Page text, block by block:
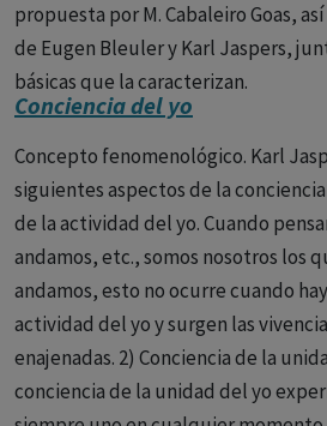
propuesta por M. Cabaleiro Goas,
de Eugen Bleuler y Karl Jaspers,
básicas que la caracterizan.
la conciencia como la capacidad de
entorno externo como las
y el psiquismo. Esta definición
fundamentales:
Autoconsciencia:La capacidad de
mismo, incluyendo las propias
sensaciones.
Conciencia del yo
Concepto fenomenológico. Karl
siguientes aspectos de la
de la actividad del yo. Cuando
andamos, etc., somos nosotros los
andamos, esto no ocurre cuando
actividad del yo y surgen las
enajenadas. 2) Conciencia de la
conciencia de la unidad del yo